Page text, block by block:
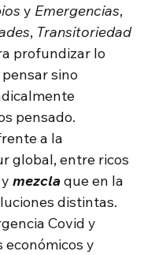
y Emergencias,
, Transitoriedad
profundizar lo
sino
pensado.
a la
global, entre ricos
ymezclaque en la
distintas.
Covid y
y